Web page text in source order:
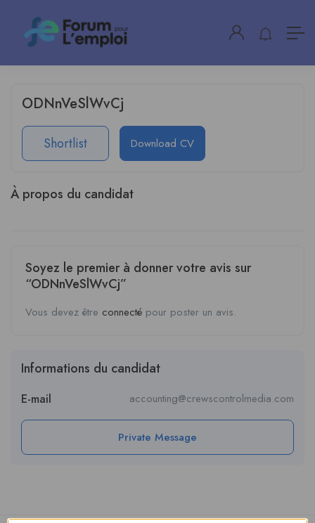
ODNnVeSlWvCj
Shortlist Download CV
À propos du candidat
Soyez le premier à donner votre avis sur
“ODNnVeSlWvCj”
Vous devez être connecté pour poster un avis.
Informations du candidat
E-mail accounting@crewscontrolmedia.com
Private Message